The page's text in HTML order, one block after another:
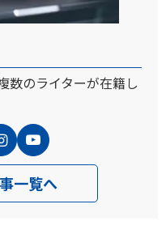
数のライターが在籍し
一覧へ